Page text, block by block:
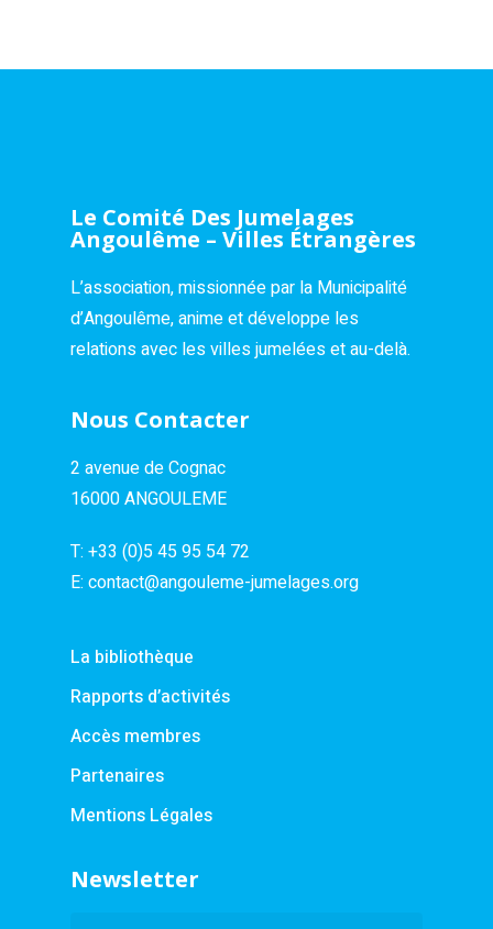
Le Comité Des Jumelages
Angoulême – Villes Étrangères
L’association, missionnée par la Municipalité
d’Angoulême, anime et développe les
relations avec les villes jumelées et au-delà.
Nous Contacter
2 avenue de Cognac
16000 ANGOULEME
T: +33 (0)5 45 95 54 72
E: contact@angouleme-jumelages.org
La bibliothèque
Rapports d’activités
Accès membres
Partenaires
Mentions Légales
Newsletter